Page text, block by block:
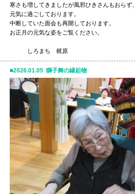
寒さも増してきましたが風邪ひきさんもおらず、
元気に過ごしております。
中断していた面会も再開しております。
お正月の元気な姿をご覧ください。
しろまち 梶原
2026.01.05 獅子舞の縁起物